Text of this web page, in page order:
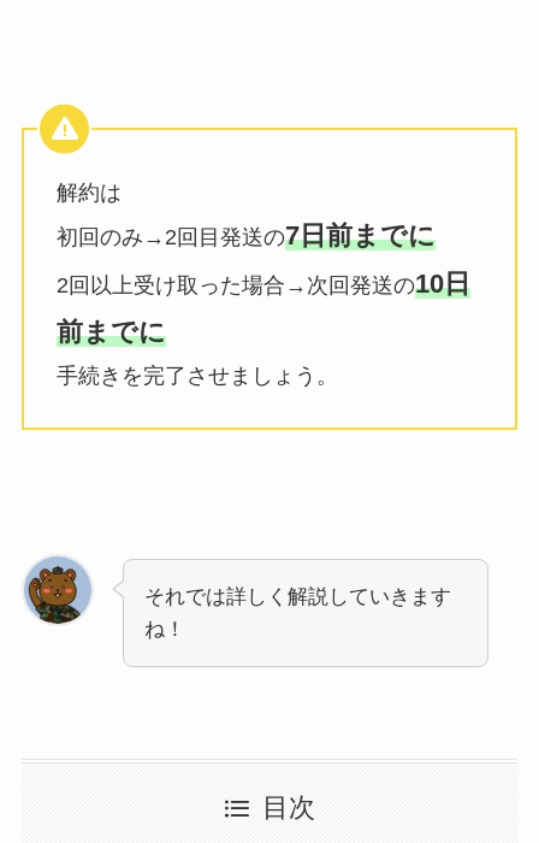
解約は
初回のみ→2回目発送の7日前までに
2回以上受け取った場合→次回発送の10日
前までに
手続きを完了させましょう。
それでは詳しく解説していきます
ね！
目次